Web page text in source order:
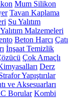
Mum Silikon
Tavan Kaplama
Su Yalıtım
Malzemeleri
Beton Harcı Çatı
İnşaat Temizlik
Çok Amaçlı
Derz
Yapıştırılar
ve Aksesuarları
Borular Kombi